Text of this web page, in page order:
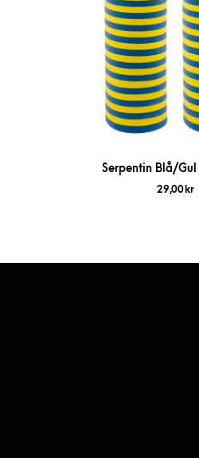
Serpentin Blå/
29,00 kr